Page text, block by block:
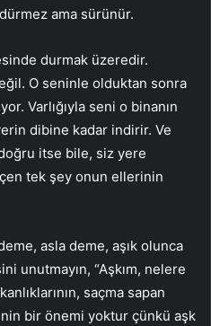
ama sürünür.
durmak üzeredir.
O seninle olduktan sonra
Varlığıyla seni o binanın
dibine kadar indirir. Ve
itse bile, siz yere
tek şey onun ellerinin
asla deme, aşık olunca
unutmayın, “Aşkım, nelere
saçma sapan
bir önemi yoktur çünkü aşk